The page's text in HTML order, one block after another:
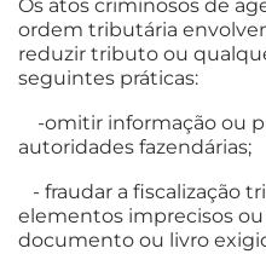
Os atos criminosos de
ordem tributária
reduzir tributo ou
seguintes práticas:
-omitir informação ou
autoridades fazendárias;
- fraudar a fiscalização
elementos imprecisos
documento ou livro